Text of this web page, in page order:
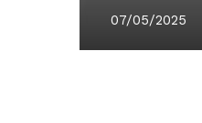
07/05/2025